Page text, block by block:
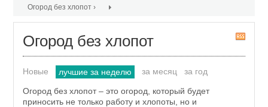
Огород без хлопот ›
S
Огород без хлопот
Новые лучшие за неделю за месяц за год
Огород без хлопот – это огород, который будет
приносить не только работу и хлопоты, но и